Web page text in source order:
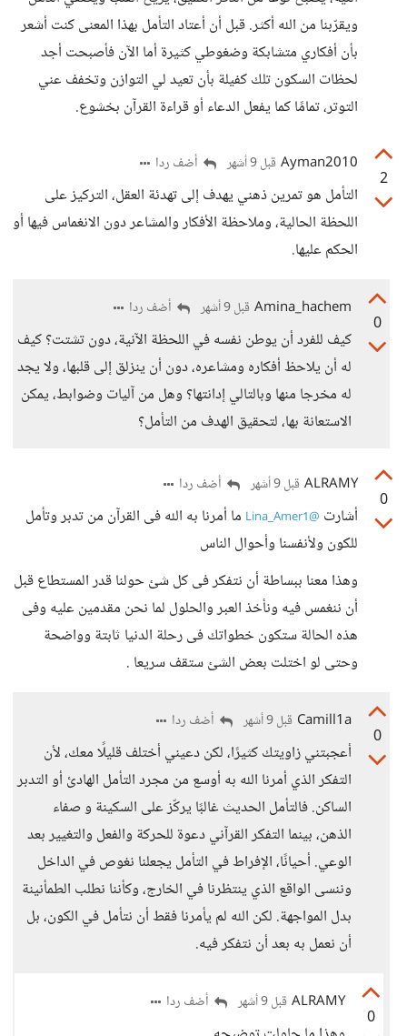
ويقرّبنا من الله أكثر. قبل أن أعتاد التأمل بهذا المعنى كنت أشعر
بأن أفكاري متشابكة وضغوطي كثيرة أما الآن فأصبحت أجد
لحظات السكون تلك كفيلة بأن تعيد لي التوازن وتخفف عني
التوتر، تمامًا كما يفعل الدعاء أو قراءة القرآن بخشوع.
2
Ayman2010 قبل 9 أشهر أضف ردا
التأمل هو تمرين ذهني يهدف إلى تهدئة العقل، التركيز على
اللحظة الحالية، وملاحظة الأفكار والمشاعر دون الانغماس فيها أو
الحكم عليها.
0
Amina_hachem قبل 9 أشهر أضف ردا
كيف للفرد أن يوطن نفسه في اللحظة الآنية، دون تشتت؟ كيف
له أن يلاحظ أفكاره ومشاعره، دون أن ينزلق إلى قلبها، ولا يجد
له مخرجا منها وبالتالي إدانتها؟ وهل من آليات وضوابط، يمكن
الاستعانة بها، لتحقيق الهدف من التأمل؟
0
ALRAMY قبل 9 أشهر أضف ردا
أشارت @Lina_Amer1
ما أمرنا به الله فى القرآن من تدبر وتأمل
للكون ولأنفسنا وأحوال الناس
وهذا معنا ببساطة أن نتفكر فى كل شئ حولنا قدر المستطاع قبل
أن ننغمس فيه ونأخذ العبر والحلول لما نحن مقدمين عليه وفى
هذه الحالة ستكون خطواتك فى رحلة الدنيا ثابتة وواضحة
وحتى لو اختلت بعض الشئ ستقف سريعا .
0
Camill1a قبل 9 أشهر أضف ردا
أعجبتني زاويتك كثيرًا، لكن دعيني أختلف قليلًا معك، لأن
التفكر الذي أمرنا الله به أوسع من مجرد التأمل الهادئ أو التدبر
الساكن. فالتأمل الحديث غالبًا يركّز على السكينة و صفاء
الذهن، بينما التفكر القرآني دعوة للحركة والفعل والتغيير بعد
الوعي. أحيانًا، الإفراط في التأمل يجعلنا نغوص في الداخل
وننسى الواقع الذي ينتظرنا في الخارج، وكأننا نطلب الطمأنينة
بدل المواجهة. لكن الله لم يأمرنا فقط أن نتأمل في الكون، بل
أن نعمل به بعد أن نتفكر فيه.
0
ALRAMY قبل 9 أشهر أضف ردا